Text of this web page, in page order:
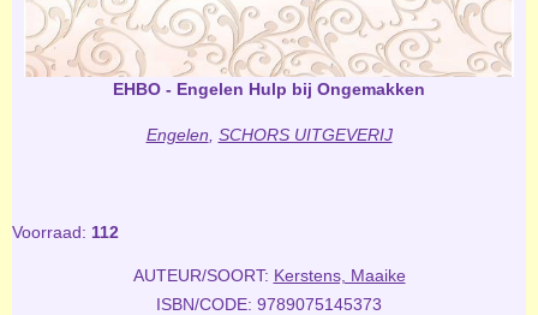
EHBO - Engelen Hulp bij Ongemakken
Engelen SCHORS UITGEVERIJ
Voorraad: 112
AUTEUR/SOORT: Kerstens, Maaike
ISBN/CODE: 9789075145373